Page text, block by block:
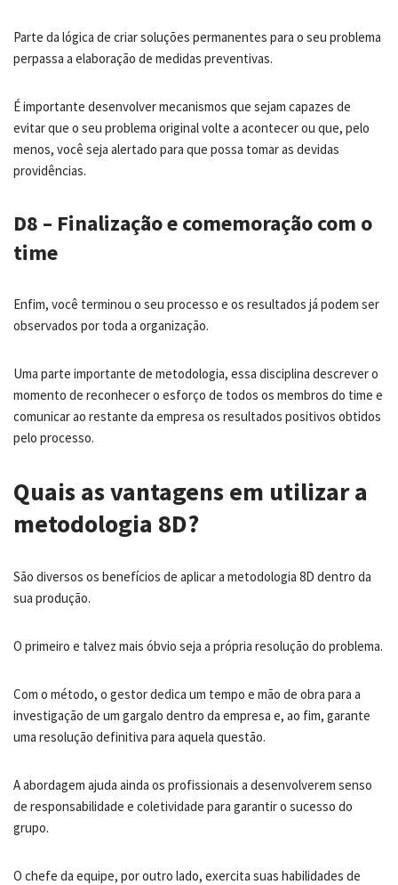
Parte da lógica de criar soluções permanentes para o seu problema
perpassa a elaboração de medidas preventivas.
É importante desenvolver mecanismos que sejam capazes de
evitar que o seu problema original volte a acontecer ou que, pelo
menos, você seja alertado para que possa tomar as devidas
providências.
D8 – Finalização e comemoração com o
time
Enfim, você terminou o seu processo e os resultados já podem ser
observados por toda a organização.
Uma parte importante de metodologia, essa disciplina descrever o
momento de reconhecer o esforço de todos os membros do time e
comunicar ao restante da empresa os resultados positivos obtidos
pelo processo.
Quais as vantagens em utilizar a
metodologia 8D?
São diversos os benefícios de aplicar a metodologia 8D dentro da
sua produção.
O primeiro e talvez mais óbvio seja a própria resolução do problema.
Com o método, o gestor dedica um tempo e mão de obra para a
investigação de um gargalo dentro da empresa e, ao fim, garante
uma resolução definitiva para aquela questão.
A abordagem ajuda ainda os profissionais a desenvolverem senso
de responsabilidade e coletividade para garantir o sucesso do
grupo.
O chefe da equipe, por outro lado, exercita suas habilidades de